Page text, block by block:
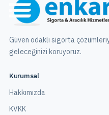
Güven odaklı sigorta
geleceğinizi koruyoruz.
Kurumsal
Hakkımızda
KVKK